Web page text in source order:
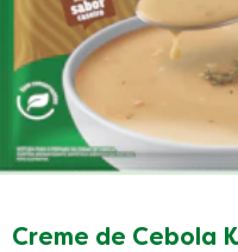
Creme de Cebola